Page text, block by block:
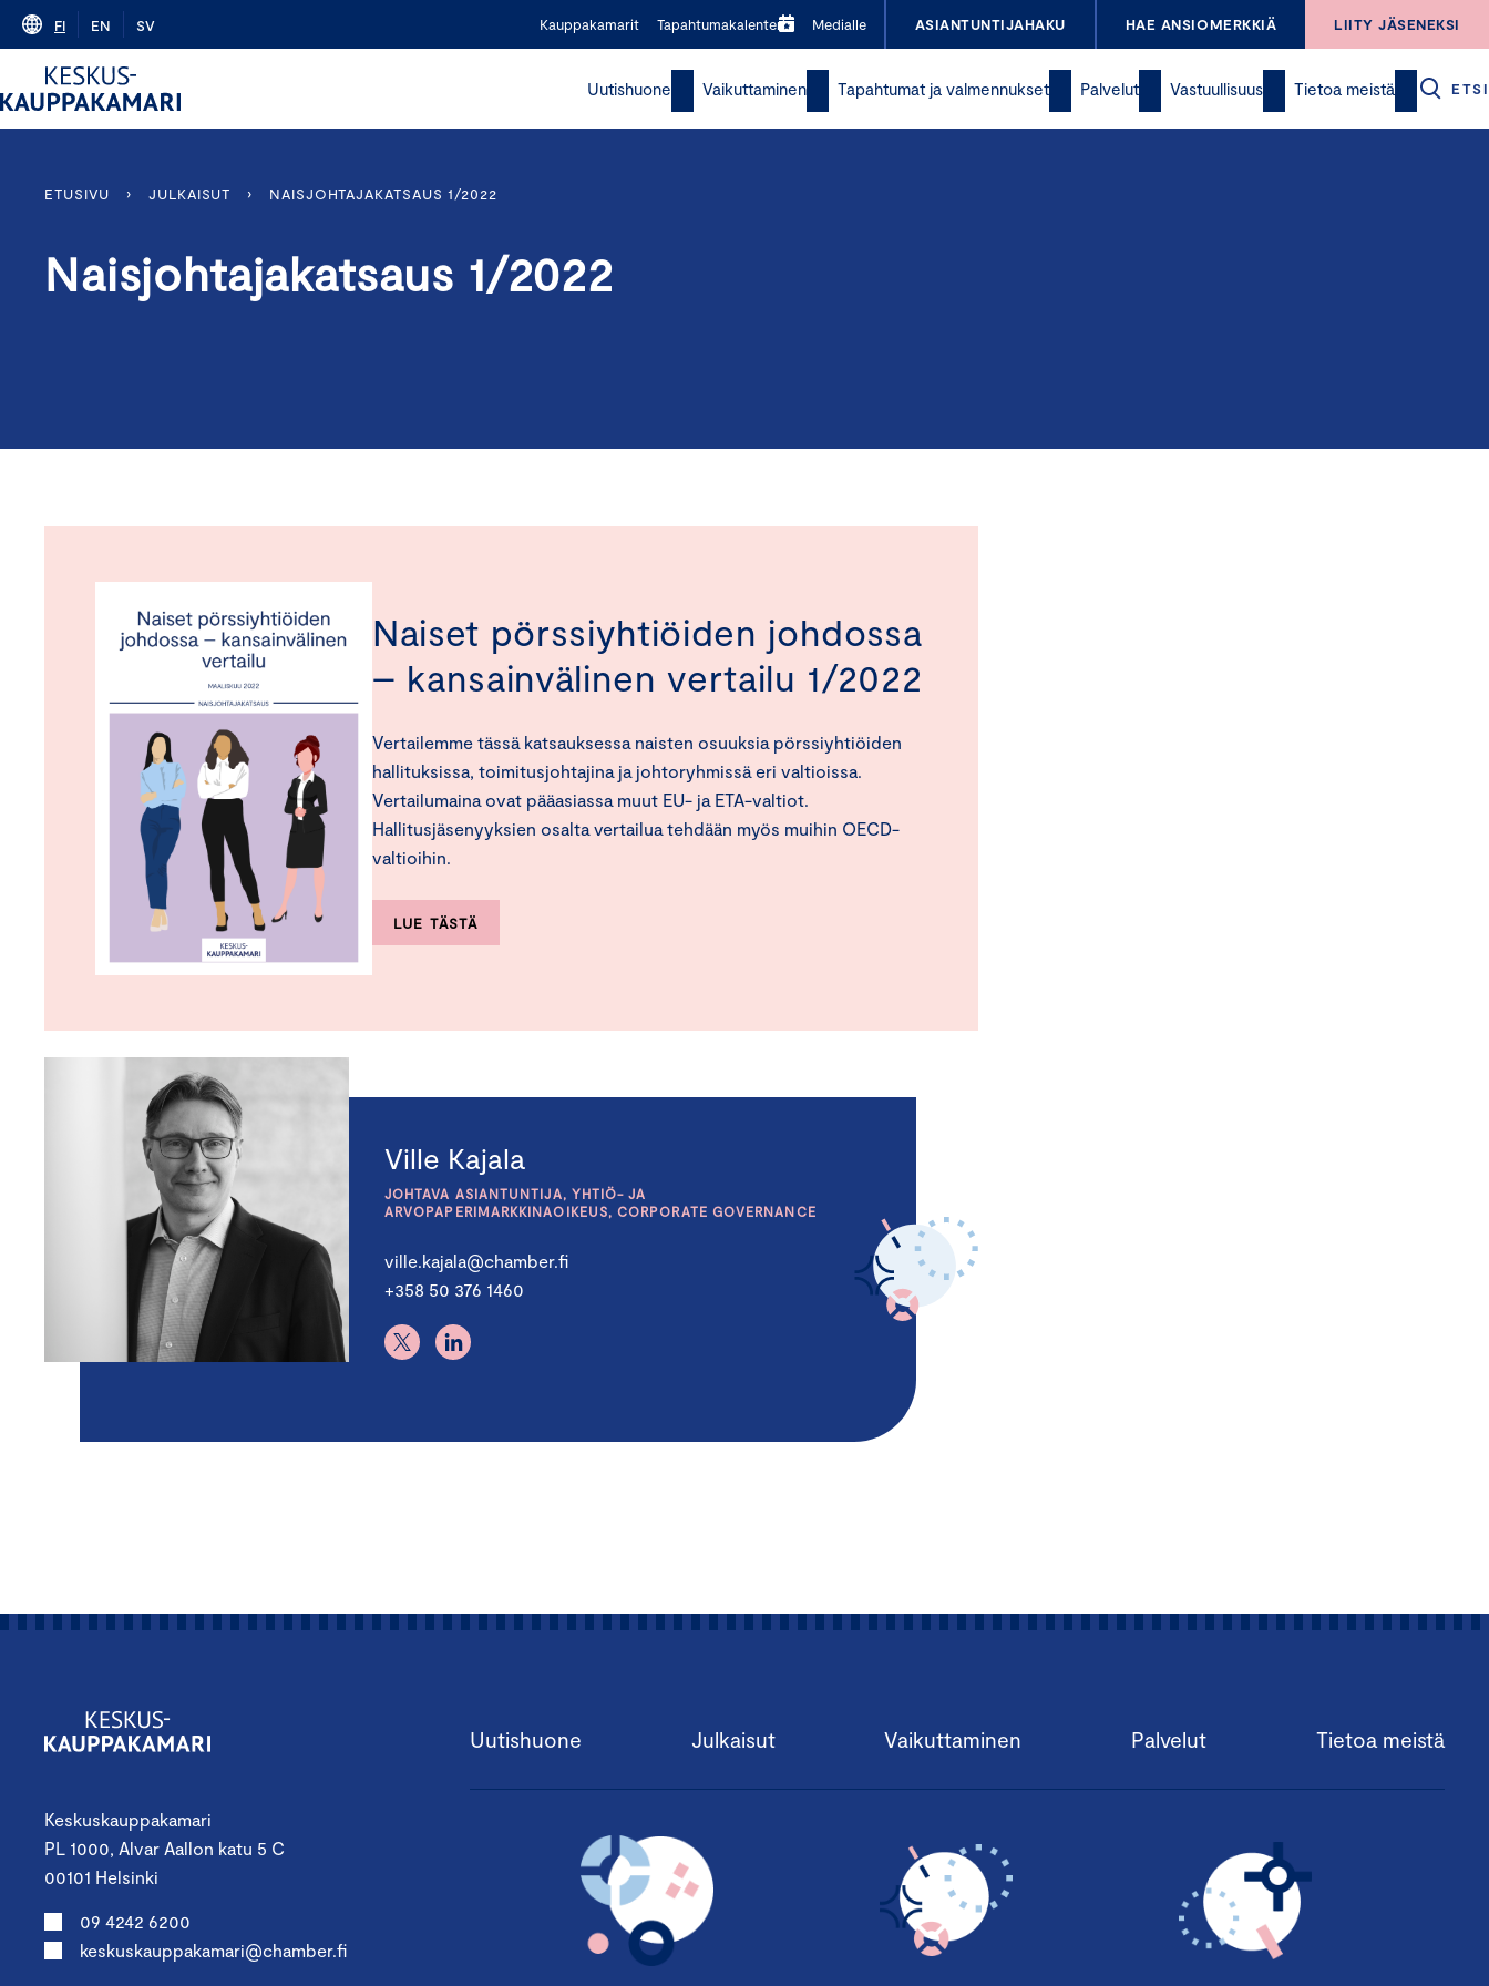
Skip
content
FI EN SV Kauppakamarit Tapahtumakalenteri Medialle ASIANTUNTIJAHAKU HAE ANSIOMERKKIÄ LIITY JÄSENEKSI
Uutishuone Vaikuttaminen Tapahtumat ja valmennukset Palvelut Vastuullisuus Tietoa meistä ETSI
ETUSIVU › JULKAISUT › NAISJOHTAJAKATSAUS 1/2022
Naisjohtajakatsaus 1/2022
Naiset pörssiyhtiöiden johdossa
– kansainvälinen vertailu 1/2022
Vertailemme tässä katsauksessa naisten osuuksia pörssiyhtiöiden
hallituksissa, toimitusjohtajina ja johtoryhmissä eri valtioissa.
Vertailumaina ovat pääasiassa muut EU- ja ETA-valtiot.
Hallitusjäsenyyksien osalta vertailua tehdään myös muihin OECD-
valtioihin.
LUE TÄSTÄ
Ville Kajala
JOHTAVA ASIANTUNTIJA, YHTIÖ- JA
ARVOPAPERIMARKKINAOIKEUS, CORPORATE GOVERNANCE
ville.kajala@chamber.fi
+358 50 376 1460
Keskuskauppakamari
PL 1000, Alvar Aallon katu 5 C
00101 Helsinki
09 4242 6200
keskuskauppakamari@chamber.fi
Uutishuone Julkaisut Vaikuttaminen Palvelut Tietoa meistä